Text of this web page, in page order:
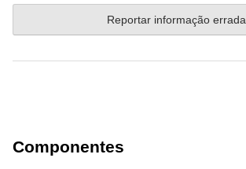
Reportar informação errada
Componentes